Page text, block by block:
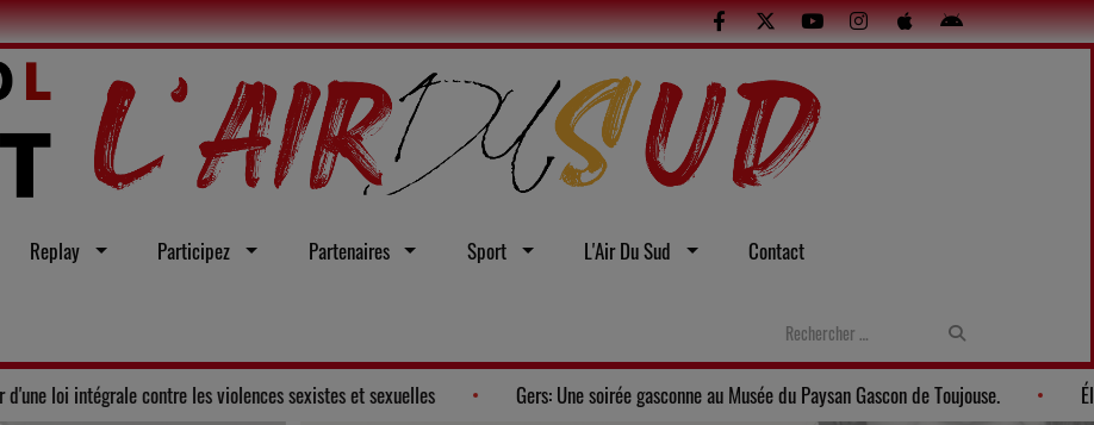
Replay Participez Partenaires Sport L'Air Du Sud Contact
du Gers adopte un vœu en faveur d'une loi intégrale contre les violences sexistes et sexuelles Gers: Une soirée gasconne au